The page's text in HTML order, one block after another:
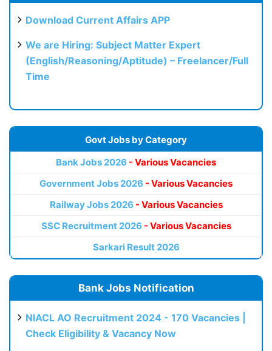
Download Current Affairs APP
We are Hiring: Subject Matter Expert
(English/Reasoning/Aptitude) – Freelancer/Full
Time
Govt Jobs by Category
Bank Jobs 2026 - Various Vacancies
Government Jobs 2026 - Various Vacancies
Railway Jobs 2026 - Various Vacancies
SSC Recruitment 2026 - Various Vacancies
Sarkari Result 2026
Bank Jobs Notification
NIACL AO Recruitment 2024 - 170 Vacancies |
Check Eligibility & Vacancy Now